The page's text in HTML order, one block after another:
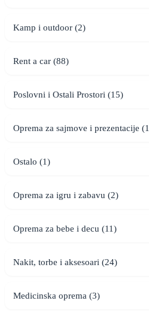
Kamp i outdoor (2)
Rent a car (88)
Poslovni i Ostali Prostori (15)
Oprema za sajmove i prezentacije
Ostalo (1)
Oprema za igru i zabavu (2)
Oprema za bebe i decu (11)
Nakit, torbe i aksesoari (24)
Medicinska oprema (3)